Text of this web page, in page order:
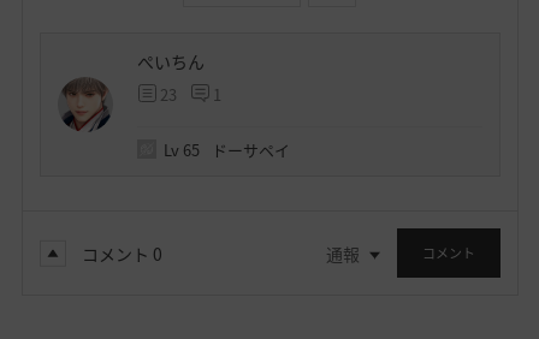
ぺいちん
23 1
Lv 65 ドーサペイ
コメント 0 通報 コメント